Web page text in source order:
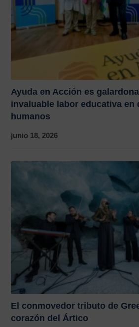
Ayuda en Acción es
invaluable labor educativa en
humanos
junio 18, 2026
El conmovedor tributo de
corazón del Ártico